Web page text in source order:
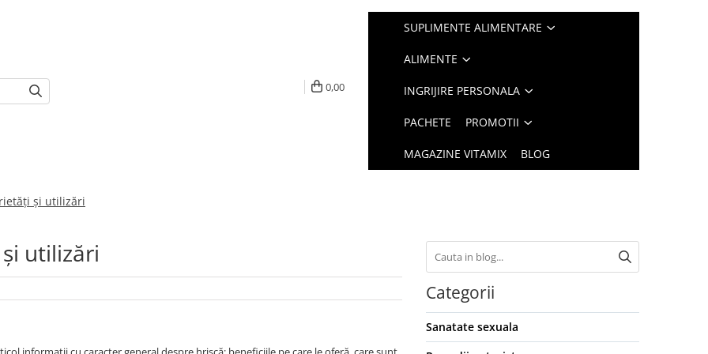
0,00
SUPLIMENTE ALIMENTARE
ALIMENTE
INGRIJIRE PERSONALA
PACHETE PROMOTII
MAGAZINE VITAMIX BLOG
și utilizări
utilizări
Categorii
Sanatate sexuala